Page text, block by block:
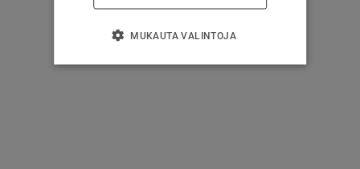
MUKAUTA VALINTOJA